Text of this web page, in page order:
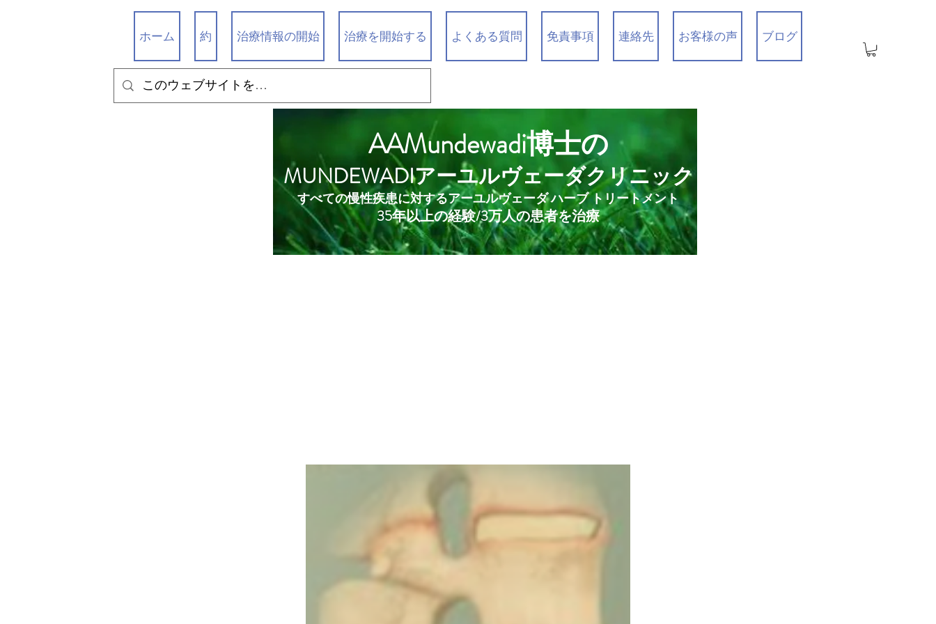
ホーム 約 治療情報の開始 治療を開始する よくある質問 免責事項 連絡先 お客様の声 ブログ
AAMundewadi博士の
MUNDEWADIアーユルヴェーダクリニック
すべての慢性疾患に対するアーユルヴェーダ ハーブ トリートメント
35年以上の経験/3万人の患者を治療